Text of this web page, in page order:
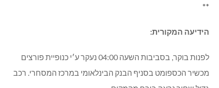
**
הידיעה המקורית:
לפנות בוקר, בסביבות השעה 04:00 נעקר ע׳י כנופיית פורצים
מכשיר הכספומט בסניף הבנק הבינלאומי במרכז המסחרי. רכב